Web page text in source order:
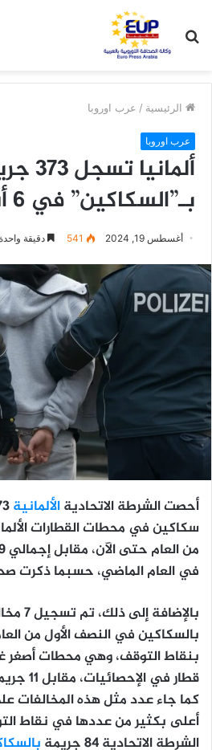
عن
الرئيسية / عرب اوروبا
عرب اوروبا
ألمانيا
بـ”السكاكين” في 6 أشهر
أغسطس 19, 2024 541 دقيقة
أحصت الشرطة الاتحاديةالألمانية
سكاكين في محطات القطارات
في العام الماضي، حسبما ذكرت
بالسكاكين في النصف الأول من
بنقاط التوقف، وهي محطات
قطار في الإحصائيات، مقابل 11 جريمة في عام 2023.
كما جاء عدد مثل هذه المخالفات
أعلى بكثير من عددها في نقاط
الشرطة الاتحادية 84 جريمة